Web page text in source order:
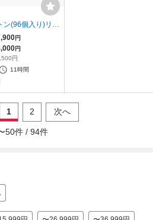
ン(96個入り)リー
ぷちサンプルシ
薔薇の国の宮殿
Palace～』★新
★
円
円
円
11時間
1 2 次へ
50件 / 94件